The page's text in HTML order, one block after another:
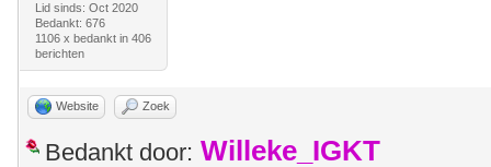
Lid sinds: Oct 2020
Bedankt: 676
1106 x bedankt in 406
berichten
Website Zoek
Bedankt door: Willeke_IGKT